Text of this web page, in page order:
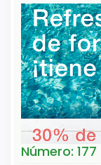
Número: 177